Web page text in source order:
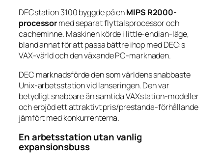
DECstation 3100 byggde på enMIPS R2000-
processormed separat flyttalsprocessor och
cacheminne. Maskinen körde i little-endian-läge,
bland annat för att passa bättre ihop med DEC:s
VAX-värld och den växande PC-marknaden.
DEC marknadsförde den som världens snabbaste
Unix-arbetsstation vid lanseringen. Den var
betydligt snabbare än samtida VAXstation-modeller
och erbjöd ett attraktivt pris/prestanda-förhållande
jämfört med konkurrenterna.
En arbetsstation utan vanlig
expansionsbuss